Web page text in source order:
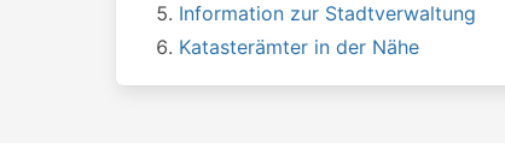
Information zur Stadtverwaltung
Katasterämter in der Nähe